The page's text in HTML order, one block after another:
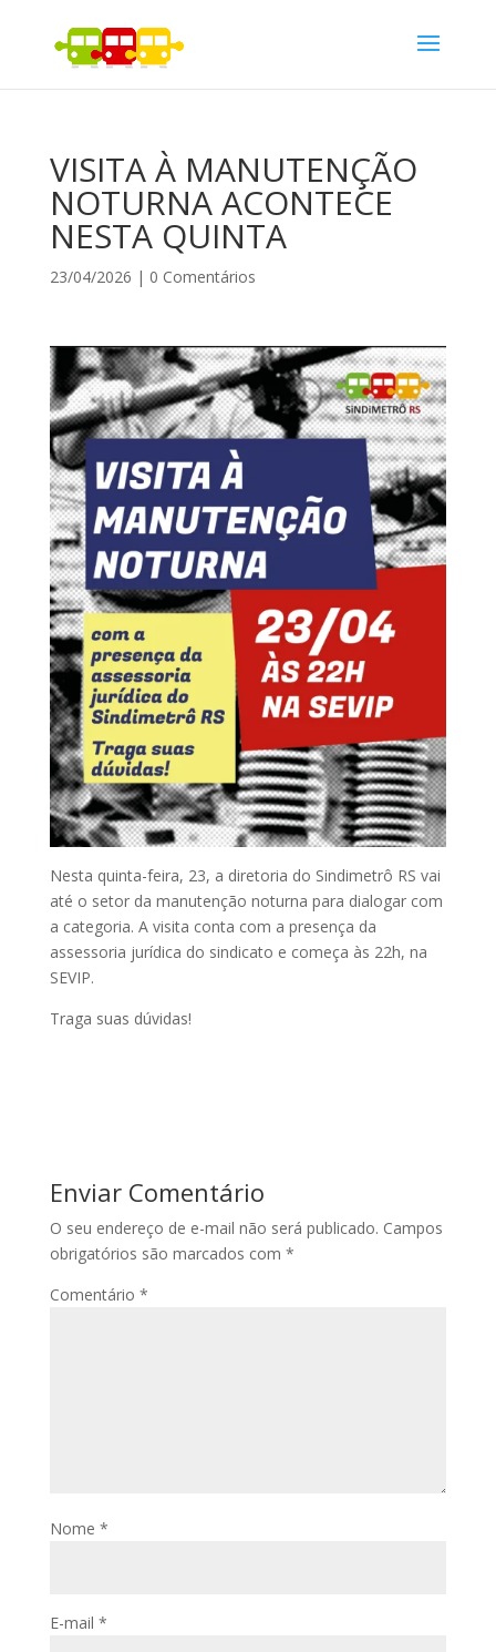
VISITA À MANUTENÇÃO
NOTURNA ACONTECE
NESTA QUINTA
23/04/2026 | 0 Comentários
Nesta quinta-feira, 23, a diretoria do Sindimetrô RS vai
até o setor da manutenção noturna para dialogar com
a categoria. A visita conta com a presença da
assessoria jurídica do sindicato e começa às 22h, na
SEVIP.
Traga suas dúvidas!
Enviar Comentário
O seu endereço de e-mail não será publicado. Campos
obrigatórios são marcados com *
Comentário *
Nome *
E-mail *